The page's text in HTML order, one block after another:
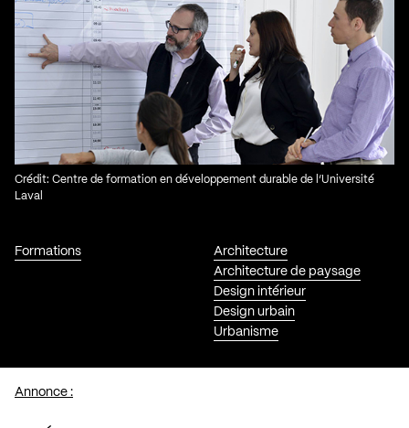
Formations
Architecture
Architecture de paysage
Design intérieur
Design urbain
Urbanisme
Crédit: Centre de formation en développement durable de l’Université
Laval
Annonce :